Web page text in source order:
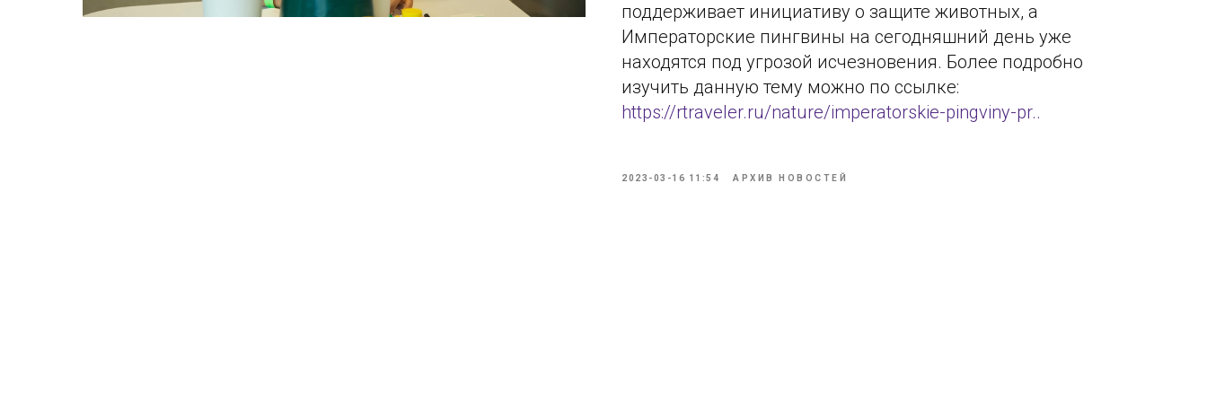
поддерживает инициативу о защите животных, а
Императорские пингвины на сегодняшний день уже
находятся под угрозой исчезновения. Более подробно
изучить данную тему можно по ссылке:
https://rtraveler.ru/nature/imperatorskie-pingviny-pr..
2023-03-16 11:54 АРХИВ НОВОСТЕЙ